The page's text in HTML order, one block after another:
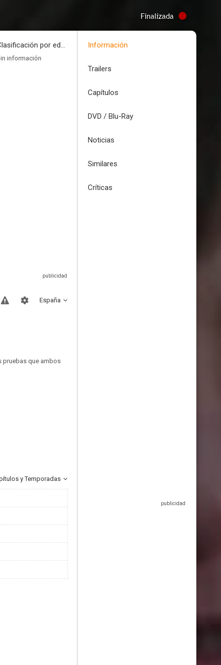
Finalizada
Clasificación por edades
información
España
pruebas que ambos
y Temporadas
Información
Trailers
Capítulos
DVD / Blu-Ray
Noticias
Similares
Críticas